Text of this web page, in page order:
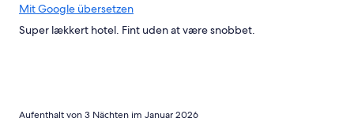
Mit Google übersetzen
Super lækkert hotel. Fint uden at være snobbet.
Aufenthalt von 3 Nächten im Januar 2026